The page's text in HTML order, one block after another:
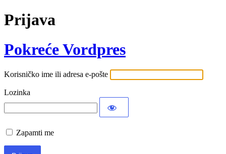
Prijava
Pokreće Vordpres
Korisničko ime ili adresa e-pošte
Lozinka
Zapamti me